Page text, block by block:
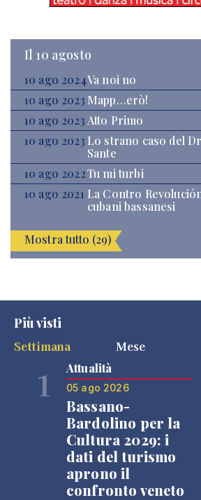
Il 10 agosto
10 ago 2024Va noi no
10 ago 2023 Mapp…erò!
10 ago 2023 Atto Primo
10 ago 2023 Lo strano caso del
Sante
10 ago 2022Tu mi turbi
10 ago 2021 La Contro
cubani bassanesi
Mostra tutto (29)
Più visti
Settimana
Mese
1 Attualità
05 ago 2026
Bassano-
Bardolino per la
Cultura 2029: i
dati del turismo
aprono il
confronto veneto